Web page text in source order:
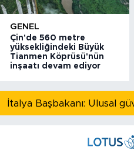
GENEL
Çin'de 560 metre
yüksekliğindeki Büyük
Tianmen Köprüsü'nün
inşaatı devam ediyor